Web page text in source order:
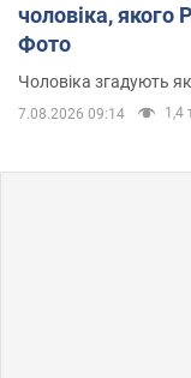
чоловіка, якого
Фото
Чоловіка згадують
7.08.2026 09:14 1,4